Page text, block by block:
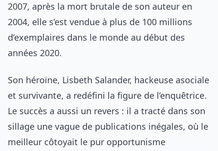
2007, après la mort brutale de son auteur en
2004, elle s’est vendue à plus de 100 millions
d’exemplaires dans le monde au début des
années 2020.
Son héroïne, Lisbeth Salander, hackeuse asociale
et survivante, a redéfini la figure de l’enquêtrice.
Le succès a aussi un revers : il a tracté dans son
sillage une vague de publications inégales, où le
meilleur côtoyait le pur opportunisme